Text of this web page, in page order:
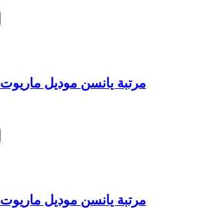
مرتبة يانسن موديل ماريوت 160*200*17 سم
مرتبة يانسن موديل ماريوت 160*195*17 سم